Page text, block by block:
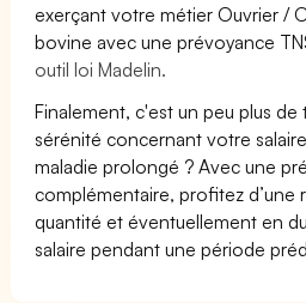
exerçant votre métier Ouvrier /
bovine avec une prévoyance
outil loi Madelin.
Finalement, c'est un peu plus de
sérénité concernant votre
maladie prolongé ? Avec une
complémentaire, profitez d’une
quantité et éventuellement en
salaire pendant une période